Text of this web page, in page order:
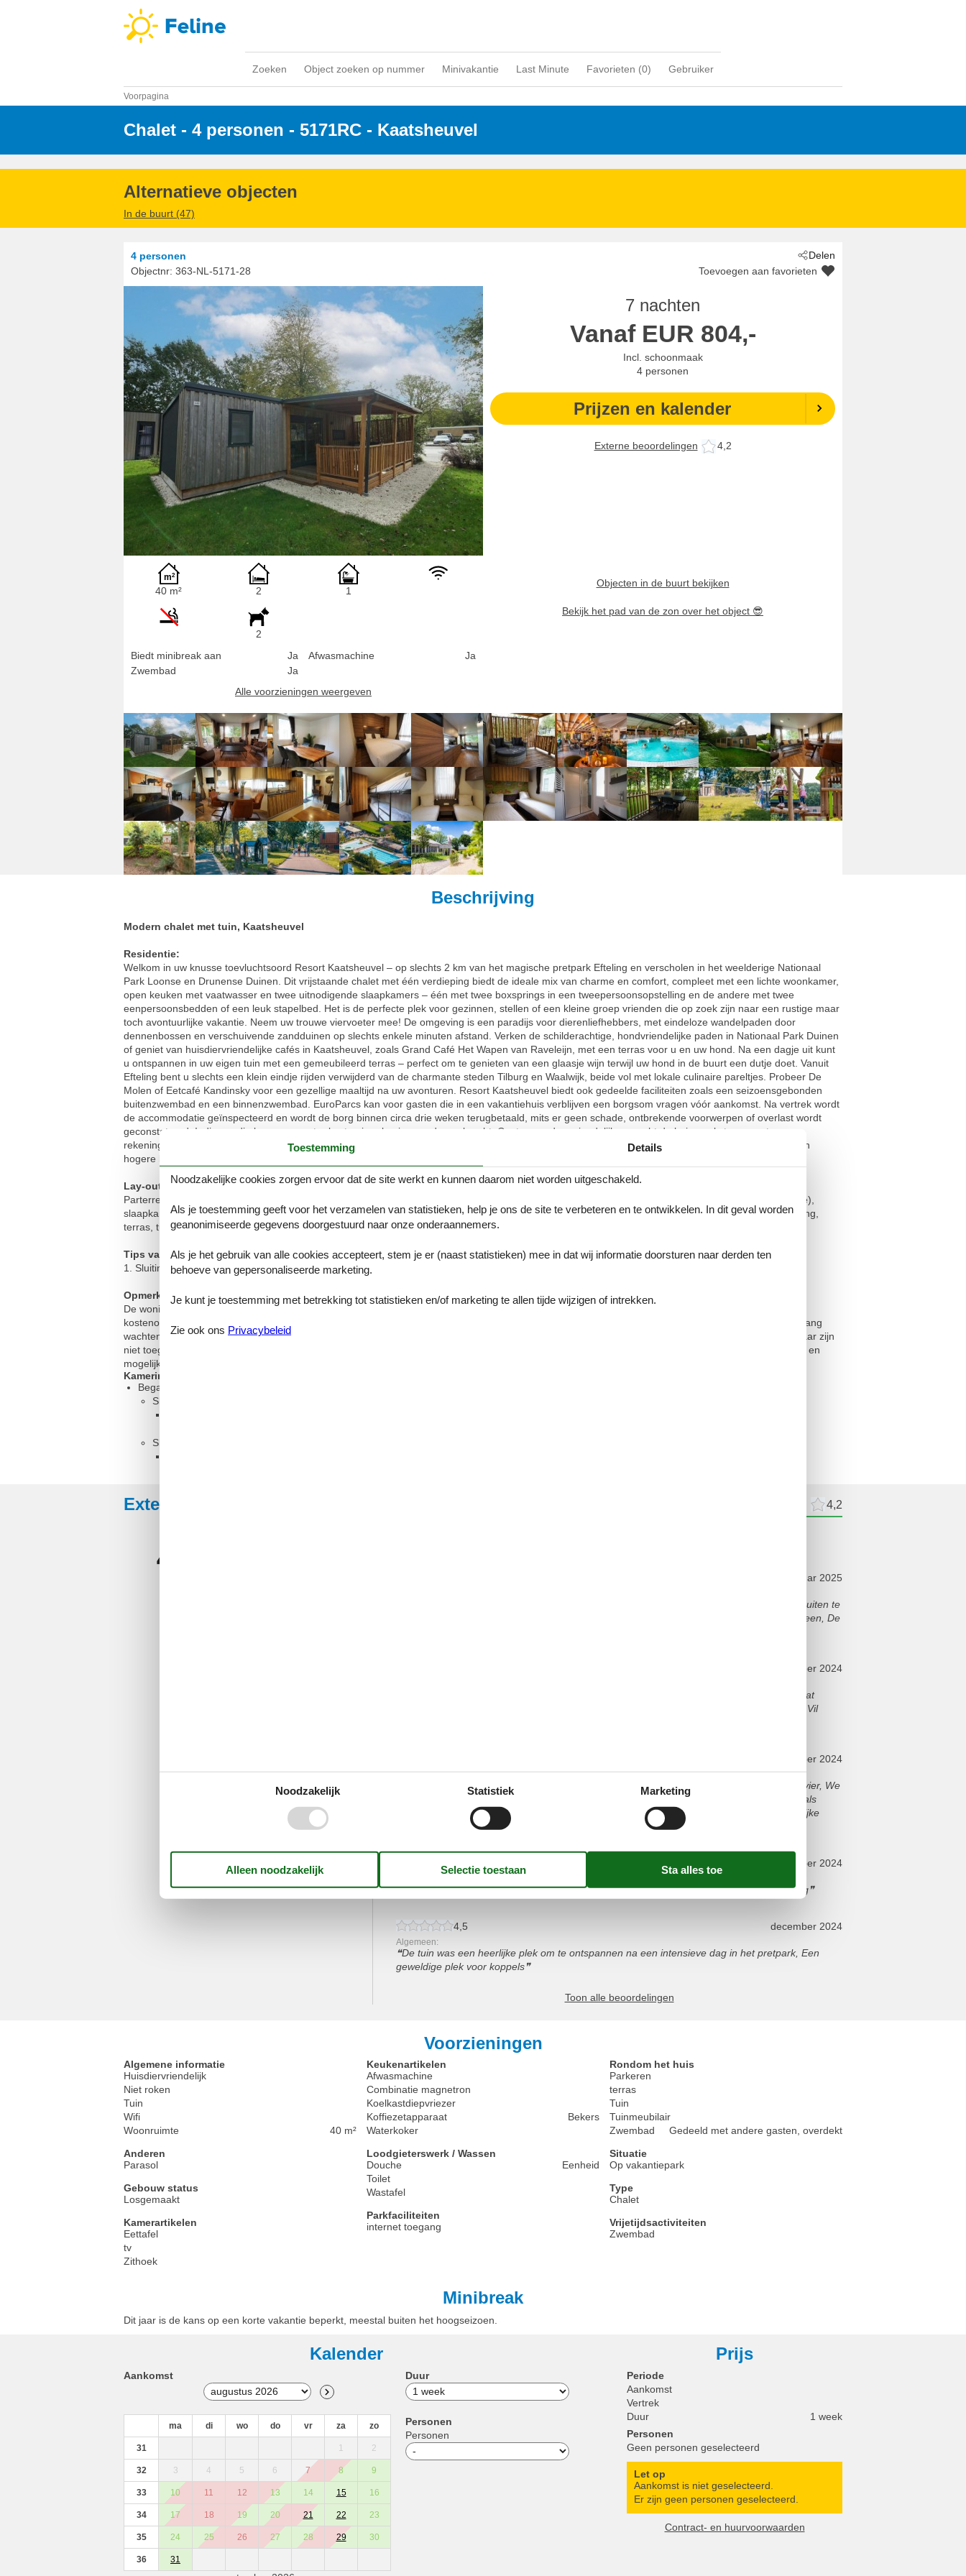
Zoeken Object zoeken op nummer Minivakantie Last Minute Favorieten (0) Gebruiker
Voorpagina
Chalet - 4 personen - 5171RC - Kaatsheuvel
Alternatieve objecten
In de buurt (47)
Delen
4 personen
Objectnr: 363-NL-5171-28 Toevoegen aan favorieten
7 nachten
Vanaf EUR 804,-
Incl. schoonmaak
4 personen
Prijzen en kalender
Externe beoordelingen 4,2
40 m² 2 1
2
Biedt minibreak aan
Ja
Zwembad
Ja
Afwasmachine Ja
Alle voorzieningen weergeven
Objecten in de buurt bekijken
Bekijk het pad van de zon over het object 😎
Beschrijving
Modern chalet met tuin, Kaatsheuvel
Residentie:
Welkom in uw knusse toevluchtsoord Resort Kaatsheuvel – op slechts 2 km van het magische pretpark Efteling en verscholen in het weelderige Nationaal
Park Loonse en Drunense Duinen. Dit vrijstaande chalet met één verdieping biedt de ideale mix van charme en comfort, compleet met een lichte woonkamer,
open keuken met vaatwasser en twee uitnodigende slaapkamers – één met twee boxsprings in een tweepersoonsopstelling en de andere met twee
eenpersoonsbedden of een leuk stapelbed. Het is de perfecte plek voor gezinnen, stellen of een kleine groep vrienden die op zoek zijn naar een rustige maar
toch avontuurlijke vakantie. Neem uw trouwe viervoeter mee! De omgeving is een paradijs voor dierenliefhebbers, met eindeloze wandelpaden door
dennenbossen en verschuivende zandduinen op slechts enkele minuten afstand. Verken de schilderachtige, hondvriendelijke paden in Nationaal Park Duinen
of geniet van huisdiervriendelijke cafés in Kaatsheuvel, zoals Grand Café Het Wapen van Raveleijn, met een terras voor u en uw hond. Na een dagje uit kunt
u ontspannen in uw eigen tuin met een gemeubileerd terras – perfect om te genieten van een glaasje wijn terwijl uw hond in de buurt een dutje doet. Vanuit
Efteling bent u slechts een klein eindje rijden verwijderd van de charmante steden Tilburg en Waalwijk, beide vol met lokale culinaire pareltjes. Probeer De
Molen of Eetcafé Kandinsky voor een gezellige maaltijd na uw avonturen. Resort Kaatsheuvel biedt ook gedeelde faciliteiten zoals een seizoensgebonden
buitenzwembad en een binnenzwembad. EuroParcs kan voor gasten die in een vakantiehuis verblijven een borgsom vragen vóór aankomst. Na vertrek wordt
de accommodatie geïnspecteerd en wordt de borg binnen circa drie weken terugbetaald, mits er geen schade, ontbrekende voorwerpen of overlast wordt
geconstateerd. Indien nodig kunnen er extra kosten in rekening worden gebracht. Gasten worden vriendelijk verzocht de huisregels te respecteren en
rekening te houden met medegasten om een vlotte terugbetaling te garanderen. Houd er rekening mee dat tijdens grote evenementen en festivals een
hogere borgsom kan worden gevraagd.
Lay-out:
Parterre: (woonkamer(TV, eettafel, zithoek), open keuken(waterkoker, koffiezetapparaat(cups), combimagnetron, afwasmachine, koel-/vriescombinatie),
slaapkamer(2-pers. bed of 2x1 pers. Bedden), slaapkamer(stapelbed of 2x1 pers. bedden), badkamer(douche(cabine), wastafel, toilet)) Internettoegang,
terras, tuin, tuinmeubilair, parking, parasol, zwembad(gedeeld met andere gasten, overdekt)
Tips van de eigenaar:
1. Sluitingsdatum binnenzwembad van 1 mei 2024 tot 1 februari 2025 2. Opening buitenzwembad: 26 April 2024 t/m 29 september 2024
Opmerking:
De woning kan qua inrichting enigszins afwijken van de getoonde foto's, het comfortniveau is echter zoals beschreven U ontvangt per e-mail een
kostenoverzicht van het park voor de bijkomende kosten/kosten ter plaatse. U dient deze rekening voor aankomst te voldoen. Dit bespaart u onnodig lang
wachten bij het inchecken en dus kunt u direct aan uw vakantie beginnen Reserveringen voor groepen of gezelschappen van personen onder de 18 jaar zijn
niet toegestaan Deze vakantiewoning is uitsluitend beschikbaar voor recreatieve doeleinden. Boekingen namens bedrijven zullen worden geannuleerd en
mogelijke annuleringskosten worden doorberekend
Kamerindeling
Begane grond
Slaapkamer
Slaapkamer
Externe beoordelingen 4,2
4,2 januar 2025
Wat een geweldige plek! De tuin was een grote troef, en het was prachtig om 's avonds buiten te
zitten, De kinderen hielden van de stapelbedden, en we hadden genoeg ruimte voor iedereen, De
december 2024
Et charmerende lille chalet! Det var velholdt og perfekt til vores familie på fire, Vi elskede at
tilbringe tid i haven og fandt masser af aktiviteter i nærheden, såsom Kinderboerderij t Erf, Vil
december 2024
Algemeen:
Een charmant klein chalet! Het was goed onderhouden en perfect voor onze familie van vier, We
hielden ervan om tijd in de tuin door te brengen en vonden veel activiteiten in de buurt, zoals
Kinderboerderij t Erf, Aan te bevelen voor iedereen die op zoek is naar een gezinsvriendelijke
3,8 december 2024
Mooi park, direct naast de bossen van de Loonse en Drunense Duinen, vlakbij de Efteling
4,5 december 2024
Algemeen:
De tuin was een heerlijke plek om te ontspannen na een intensieve dag in het pretpark, Een
geweldige plek voor koppels
Toon alle beoordelingen
Voorzieningen
Algemene informatie
Huisdiervriendelijk
Niet roken
Tuin
Wifi
Woonruimte
40 m²
Anderen
Parasol
Gebouw status
Losgemaakt
Kamerartikelen
Eettafel
tv
Zithoek
Keukenartikelen
Afwasmachine
Combinatie magnetron
Koelkastdiepvriezer
Koffiezetapparaat
Bekers
Waterkoker
Loodgieterswerk / Wassen
Douche
Eenheid
Toilet
Wastafel
Parkfaciliteiten
internet toegang
Rondom het huis
Parkeren
terras
Tuin
Tuinmeubilair
Zwembad
Gedeeld met andere gasten, overdekt
Situatie
Op vakantiepark
Type
Chalet
Vrijetijdsactiviteiten
Zwembad
Minibreak
Dit jaar is de kans op een korte vakantie beperkt, meestal buiten het hoogseizoen.
Kalender
Aankomst
ma di wo do vr za zo
31 1 2
32 3 4 5 6 7 8 9
33 10 11 12 13 14 15 16
34 17 18 19 20 21 22 23
35 24 25 26 27 28 29 30
36 31
Duur
Personen
Personen
Prijs
Periode
Aankomst
Vertrek
Duur
1 week
Personen
Geen personen geselecteerd
Let op
Aankomst is niet geselecteerd.
Er zijn geen personen geselecteerd.
Contract- en huurvoorwaarden
Toestemming Details
Noodzakelijke cookies zorgen ervoor dat de site werkt en kunnen daarom niet worden uitgeschakeld.
Als je toestemming geeft voor het verzamelen van statistieken, help je ons de site te verbeteren en te ontwikkelen. In dit geval worden
geanonimiseerde gegevens doorgestuurd naar onze onderaannemers.
Als je het gebruik van alle cookies accepteert, stem je er (naast statistieken) mee in dat wij informatie doorsturen naar derden ten
behoeve van gepersonaliseerde marketing.
Je kunt je toestemming met betrekking tot statistieken en/of marketing te allen tijde wijzigen of intrekken.
Zie ook ons Privacybeleid
Noodzakelijk Statistiek Marketing